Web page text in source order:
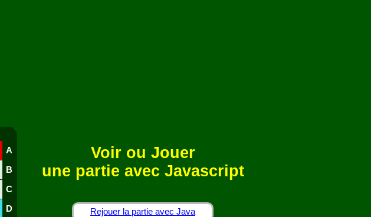
A
B
C
D
Voir ou Jouer
une partie avec Javascript
Rejouer la partie avec Java